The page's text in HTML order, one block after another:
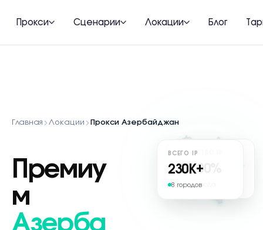
Прокси Сценарии Локации Блог
Главная Локации Прокси Азербайджан
Премиу
м
Азерба
КАЧЕСТВО IP
97.00%
Без фрода
ВСЕГО IP
230K+
8 городов